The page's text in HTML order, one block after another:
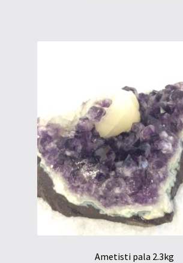
Ametisti pala 2.3kg